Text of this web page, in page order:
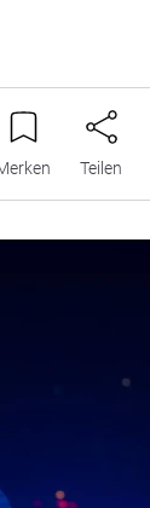
Teilen